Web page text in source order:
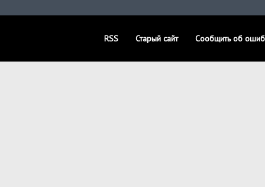
RSS Старый сайт Сообщить об